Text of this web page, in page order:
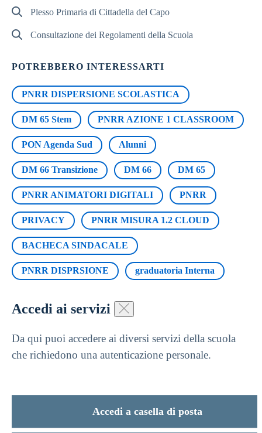
Plesso Primaria di Cittadella del Capo
Consultazione dei Regolamenti della Scuola
POTREBBERO INTERESSARTI
PNRR DISPERSIONE SCOLASTICA
DM 65 Stem PNRR AZIONE 1 CLASSROOM
PON Agenda Sud Alunni
DM 66 Transizione DM 66 DM 65
PNRR ANIMATORI DIGITALI PNRR
PRIVACY PNRR MISURA 1.2 CLOUD
BACHECA SINDACALE
PNRR DISPRSIONE graduatoria Interna
Accedi ai servizi
Da qui puoi accedere ai diversi servizi della scuola
che richiedono una autenticazione personale.
Accedi a casella di posta